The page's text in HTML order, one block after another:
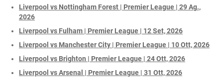
Liverpool vs Nottingham Forest | Premier League | 29 Ag.,
2026
Liverpool vs Fulham | Premier League | 12 Set, 2026
Liverpool vs Manchester City | Premier League | 10 Ott, 2026
Liverpool vs Brighton | Premier League | 24 Ott, 2026
Liverpool vs Arsenal | Premier League | 31 Ott, 2026